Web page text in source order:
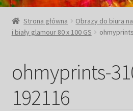
Duże obrazy
Małe obrazy
Postacie
Strona główna Obrazy do biura
i biały glamour 80 x 100 GS
ohmyprints-
192116